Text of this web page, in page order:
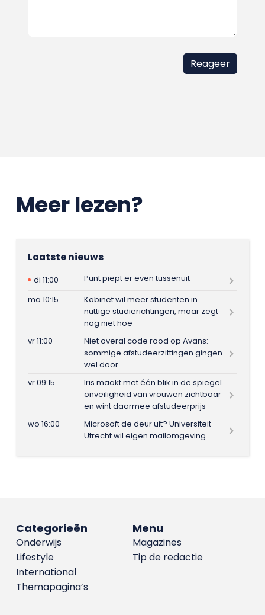
Meer lezen?
Laatste nieuws
di 11:00
Punt piept er even tussenuit
ma 10:15
Kabinet wil meer studenten in
nuttige studierichtingen, maar zegt
nog niet hoe
vr 11:00
Niet overal code rood op Avans:
sommige afstudeerzittingen gingen
wel door
vr 09:15
Iris maakt met één blik in de spiegel
onveiligheid van vrouwen zichtbaar
en wint daarmee afstudeerprijs
wo 16:00
Microsoft de deur uit? Universiteit
Utrecht wil eigen mailomgeving
Menu
Magazines
Tip de redactie
Categorieën
Onderwijs
Lifestyle
International
Themapagina’s